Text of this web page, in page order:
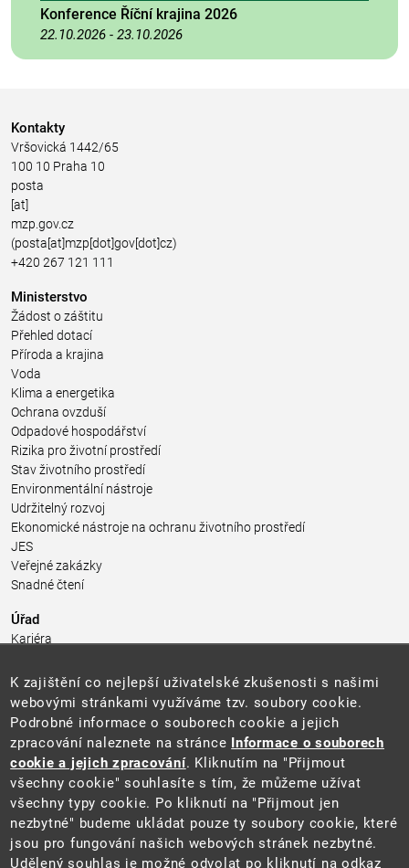
Konference Říční krajina 2026
22.10.2026 - 23.10.2026
Kontakty
Vršovická 1442/65
100 10 Praha 10
posta
[at]
mzp.gov.cz
(posta[at]mzp[dot]gov[dot]cz)
+420 267 121 111
Ministerstvo
Žádost o záštitu
Přehled dotací
Příroda a krajina
Voda
Klima a energetika
Ochrana ovzduší
Odpadové hospodářství
Rizika pro životní prostředí
Stav životního prostředí
Environmentální nástroje
Udržitelný rozvoj
Ekonomické nástroje na ochranu životního prostředí
JES
Veřejné zakázky
Snadné čtení
Úřad
Kariéra
Pro média a veřejnost
Povinně zveřejňované informace
Kontakty
Přistupnost budovy úřadu MŽP
(PDF, 204 kB)
Web
Aktuality
Ochrana osobních údajů
Prohlášení o přístupnosti
Zásady používání cookies
K zajištění co nejlepší uživatelské zkušenosti s našimi
webovými stránkami využíváme tzv. soubory cookie.
Podrobné informace o souborech cookie a jejich
zpracování naleznete na stránce Informace o souborech
cookie a jejich zpracování. Kliknutím na "Přijmout
všechny cookie" souhlasíte s tím, že můžeme užívat
všechny typy cookie. Po kliknutí na "Přijmout jen
nezbytné" budeme ukládat pouze ty soubory cookie, které
jsou pro fungování našich webových stránek nezbytné.
Udělený souhlas je možné odvolat po kliknutí na odkaz